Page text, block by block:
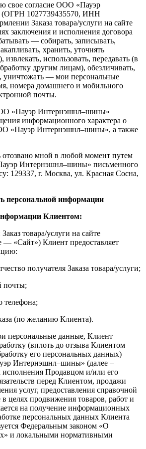
свое согласие ООО «Пауэр
1027739435570, ИНН
Заказа товара/услуги на сайте
заключения и исполнения договора
— собирать, записывать,
хранить, уточнять
извлекать, использовать, передавать (в
другим лицам), обезличивать,
уничтожать — мои персональные
номера домашнего и мобильного
почты.
«Пауэр Интернэшнл–шины»
информационного характера о
«Пауэр Интернэшнл–шины», а также
отозвано мной в любой момент путем
Интернэшнл–шины» письменного
129337, г. Москва, ул. Красная Сосна,
персональной информации
Клиентом:
товара/услуги на сайте
— «Сайт») Клиент предоставляет
получателя Заказа товара/услуги;
почты;
телефона;
(по желанию Клиента).
персональные данные, Клиент
(вплоть до отзыва Клиентом
его персональных данных)
Интернэшнл–шины» (далее –
исполнения Продавцом и/или его
перед Клиентом, продажи
услуг, предоставления справочной
целях продвижения товаров, работ и
на получение информационных
персональных данных Клиента
Федеральным законом «О
и локальными нормативными